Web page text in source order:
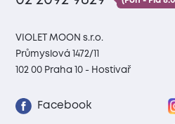
VIOLET MOON s.r.o.
Průmyslová 1472/11
102 00 Praha 10 - Hostivař
Facebook